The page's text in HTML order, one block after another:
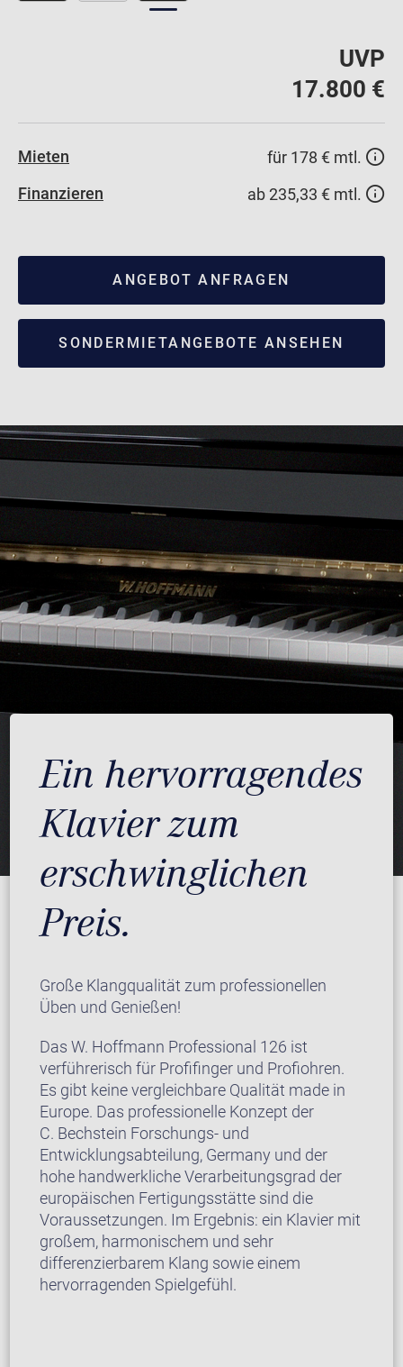
UVP
17.800 €
Mieten
für 178 € mtl.
Finanzieren
ab 235,33 € mtl.
ANGEBOT ANFRAGEN
SONDERMIETANGEBOTE ANSEHEN
Ein hervorragendes
Klavier zum
erschwinglichen
Preis.
Große Klangqualität zum professionellen
Üben und Genießen!
Das W. Hoffmann Professional 126 ist
verführerisch für Profifinger und Profiohren.
Es gibt keine vergleichbare Qualität made in
Europe. Das professionelle Konzept der
C. Bechstein Forschungs- und
Entwicklungsabteilung, Germany und der
hohe handwerkliche Verarbeitungsgrad der
europäischen Fertigungsstätte sind die
Voraussetzungen. Im Ergebnis: ein Klavier mit
großem, harmonischem und sehr
differenzierbarem Klang sowie einem
hervorragenden Spielgefühl.